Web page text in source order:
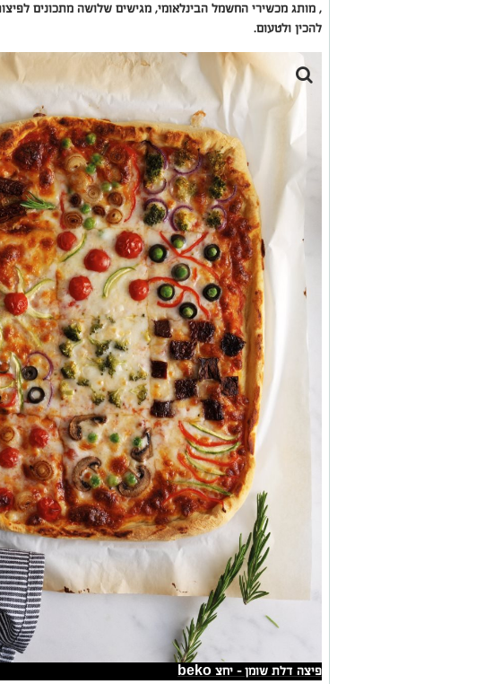
, מותג מכשירי החשמל הבינלאומי, מגישים שלושה מתכונים
להכין ולטעום.
פיצה דלת שומן - יחצ beko